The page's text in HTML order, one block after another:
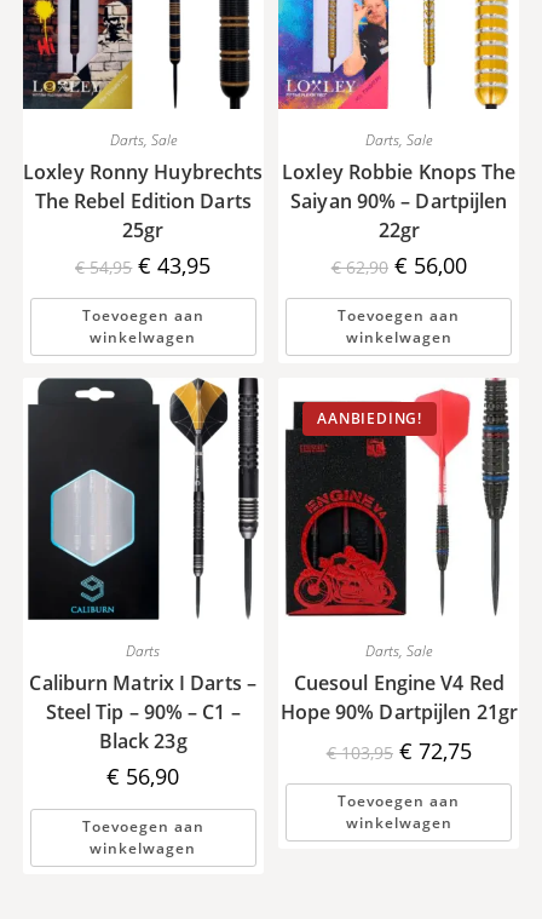
Darts, Sale
Loxley Ronny Huybrechts
The Rebel Edition Darts
25gr
€54,95 Oorspronkelijke
prijs
was:
€ 54,95.
€ 43,95prijs
is:
Toevoegen aan
winkelwagen
Darts,Sale
Loxley Robbie Knops The
Saiyan 90% – Dartpijlen
22gr
€62,90 Oorspronkelijke
prijs
was:
€ 62,90.
€ 56,00Huidige
prijs
is:
Toevoegen aan
winkelwagen
Darts
Caliburn Matrix I Darts –
Steel Tip – 90% – C1 –
Black 23g
€ 56,90
Toevoegen aan
winkelwagen
AANBIEDING!
Darts,Sale
Cuesoul Engine V4 Red
Hope 90% Dartpijlen 21gr
€103,95 Oorspronkelijke
prijs
was:
€ 103,95.
€ 72,75Huidige
prijs
is:
Toevoegen aan
winkelwagen